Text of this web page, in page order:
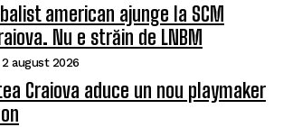
american ajunge la SCM
Nu e străin de LNBM
2 august 2026
Craiova aduce un nou playmaker